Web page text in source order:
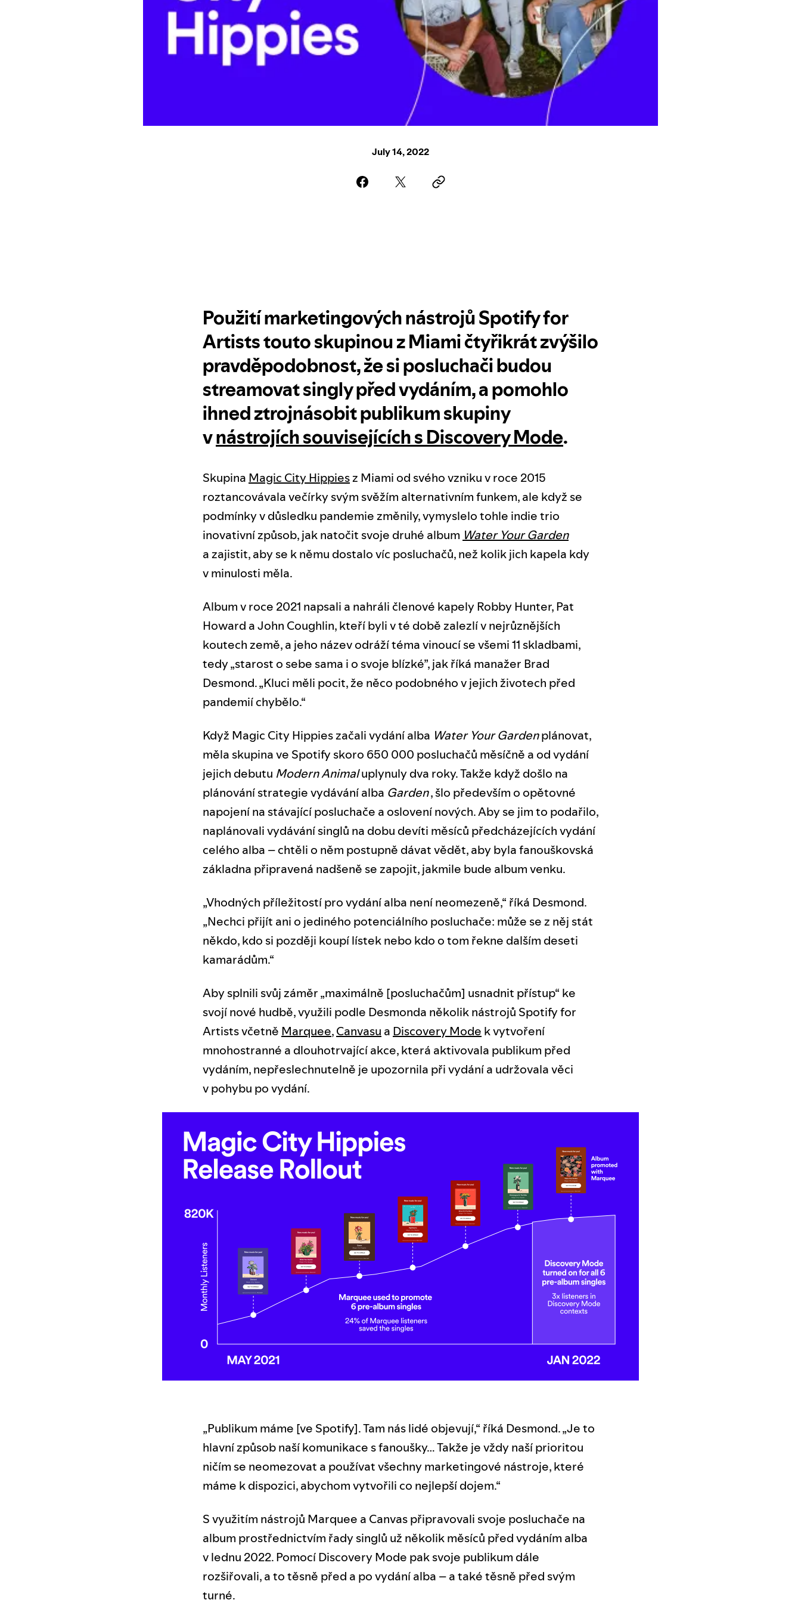
July 14, 2022
Použití marketingových nástrojů Spotify for
Artists touto skupinou z Miami čtyřikrát zvýšilo
pravděpodobnost, že si posluchači budou
streamovat singly před vydáním, a pomohlo
ihned ztrojnásobit publikum skupiny
vnástrojích souvisejících s Discovery Mode.
Skupina Magic City Hippiesz Miami od svého vzniku v roce 2015
roztancovávala večírky svým svěžím alternativním funkem, ale když se
podmínky v důsledku pandemie změnily, vymyslelo tohle indie trio
inovativní způsob, jak natočit svoje druhé album Water Your Garden
a zajistit, aby se k němu dostalo víc posluchačů, než kolik jich kapela kdy
v minulosti měla.
Album v roce 2021 napsali a nahráli členové kapely Robby Hunter, Pat
Howard a John Coughlin, kteří byli v té době zalezlí v nejrůznějších
koutech země, a jeho název odráží téma vinoucí se všemi 11 skladbami,
tedy „starost o sebe sama i o svoje blízké”, jak říká manažer Brad
Desmond. „Kluci měli pocit, že něco podobného v jejich životech před
pandemií chybělo.“
Když Magic City Hippies začali vydání alba Water Your Gardenplánovat,
měla skupina ve Spotify skoro 650 000 posluchačů měsíčně a od vydání
jejich debutu Modern Animaluplynuly dva roky. Takže když došlo na
plánování strategie vydávání alba Garden, šlo především o opětovné
napojení na stávající posluchače a oslovení nových. Aby se jim to podařilo,
naplánovali vydávání singlů na dobu devíti měsíců předcházejících vydání
celého alba – chtěli o něm postupně dávat vědět, aby byla fanouškovská
základna připravená nadšeně se zapojit, jakmile bude album venku.
„Vhodných příležitostí pro vydání alba není neomezeně,“ říká Desmond.
„Nechci přijít ani o jediného potenciálního posluchače: může se z něj stát
někdo, kdo si později koupí lístek nebo kdo o tom řekne dalším deseti
kamarádům.“
Aby splnili svůj záměr „maximálně [posluchačům] usnadnit přístup“ ke
svojí nové hudbě, využili podle Desmonda několik nástrojů Spotify for
Artists včetně Marquee,Canvasu a Discovery Mode k vytvoření
mnohostranné a dlouhotrvající akce, která aktivovala publikum před
vydáním, nepřeslechnutelně je upozornila při vydání a udržovala věci
v pohybu po vydání.
„Publikum máme [ve Spotify]. Tam nás lidé objevují,“ říká Desmond. „Je to
hlavní způsob naší komunikace s fanoušky… Takže je vždy naší prioritou
ničím se neomezovat a používat všechny marketingové nástroje, které
máme k dispozici, abychom vytvořili co nejlepší dojem.“
S využitím nástrojů Marquee a Canvas připravovali svoje posluchače na
album prostřednictvím řady singlů už několik měsíců před vydáním alba
v lednu 2022. Pomocí Discovery Mode pak svoje publikum dále
rozšiřovali, a to těsně před a po vydání alba – a také těsně před svým
turné.